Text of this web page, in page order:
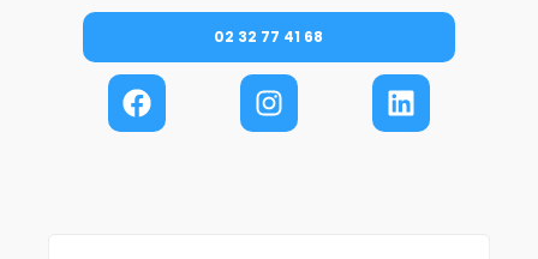
02 32 77 41 68